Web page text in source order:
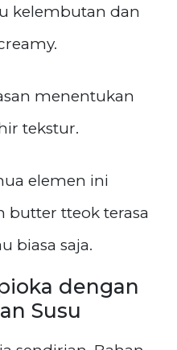
kelembutan dan
menentukan
tekstur.
elemen ini
butter tteok terasa
biasa saja.
dengan
Susu